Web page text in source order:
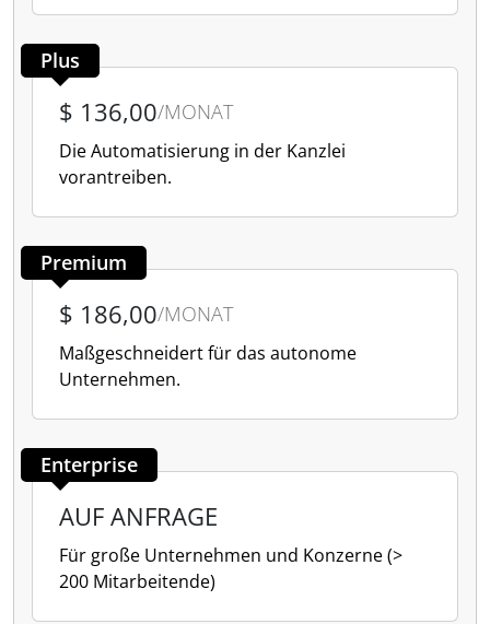
Plus
$ 136,00/MONAT
Die Automatisierung in der Kanzlei
vorantreiben.
Premium
$ 186,00/MONAT
Maßgeschneidert für das autonome
Unternehmen.
Enterprise
AUF ANFRAGE
Für große Unternehmen und Konzerne (>
200 Mitarbeitende)